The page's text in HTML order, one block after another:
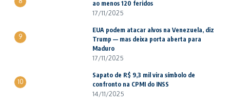
ao menos 120 feridos
17/11/2025
9
EUA podem atacar alvos na Venezuela, diz
Trump — mas deixa porta aberta para
Maduro
17/11/2025
10
Sapato de R$ 9,3 mil vira símbolo de
confronto na CPMI do INSS
14/11/2025